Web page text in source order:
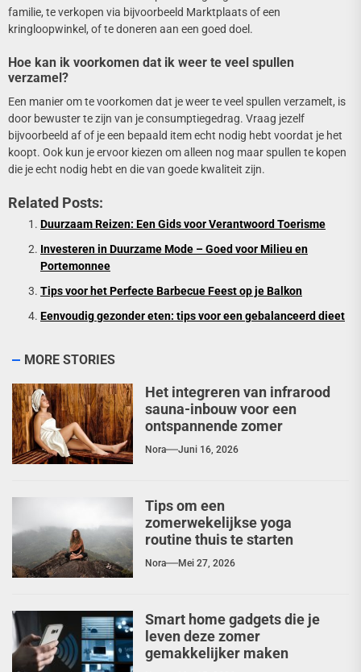
familie, te verkopen via bijvoorbeeld Marktplaats of een
kringloopwinkel, of te doneren aan een goed doel.
Hoe kan ik voorkomen dat ik weer te veel spullen
verzamel?
Een manier om te voorkomen dat je weer te veel spullen verzamelt, is
door bewuster te zijn van je consumptiegedrag. Vraag jezelf
bijvoorbeeld af of je een bepaald item echt nodig hebt voordat je het
koopt. Ook kun je ervoor kiezen om alleen nog maar spullen te kopen
die je echt nodig hebt en die van goede kwaliteit zijn.
Related Posts:
Duurzaam Reizen: Een Gids voor Verantwoord Toerisme
Investeren in Duurzame Mode – Goed voor Milieu en
Portemonnee
Tips voor het Perfecte Barbecue Feest op je Balkon
Eenvoudig gezonder eten: tips voor een gebalanceerd dieet
MORE STORIES
Het integreren van infrarood
sauna-inbouw voor een
ontspannende zomer
Nora Juni 16, 2026
Tips om een
zomerwekelijkse yoga
routine thuis te starten
Nora Mei 27, 2026
Smart home gadgets die je
leven deze zomer
gemakkelijker maken